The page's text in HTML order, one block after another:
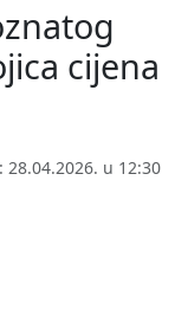
cijena
28.04.2026. u 12:30